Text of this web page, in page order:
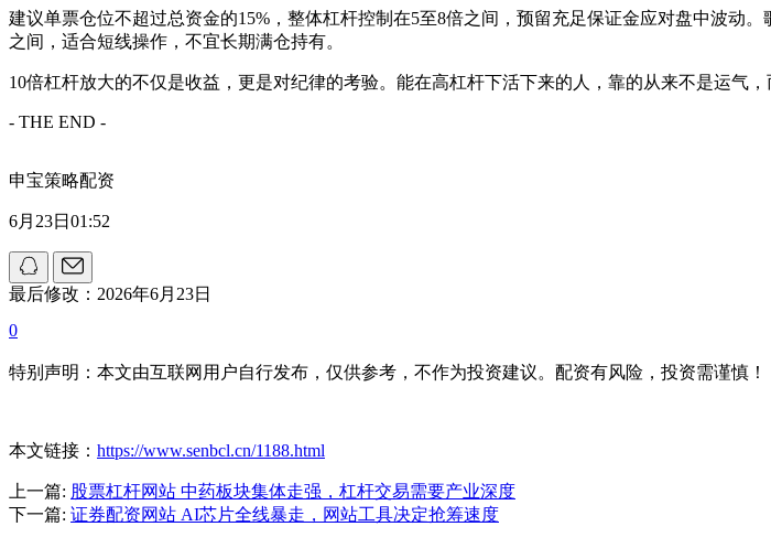
建议单票仓位不超过总资金的15%，整体杠杆控制在5至8倍之间，预留充足保证金应对盘中波动
之间，适合短线操作，不宜长期满仓持有。
10倍杠杆放大的不仅是收益，更是对纪律的考验。能在高杠杆下活下来的人，靠的从来不是运气，
- THE END -
申宝策略配资
6月23日01:52
最后修改：2026年6月23日
0
特别声明：本文由互联网用户自行发布，仅供参考，不作为投资建议。配资有风险，投资需谨慎！
本文链接： https://www.senbcl.cn/1188.html
上一篇: 股票杠杆网站 中药板块集体走强，杠杆交易需要产业深度
下一篇: 证券配资网站 AI芯片全线暴走，网站工具决定抢筹速度